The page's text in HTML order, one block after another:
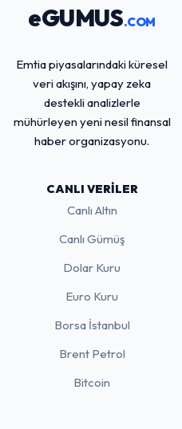
eGUMUS.COM
Emtia piyasalarındaki küresel
veri akışını, yapay zeka
destekli analizlerle
mühürleyen yeni nesil finansal
haber organizasyonu.
CANLI VERILER
Canlı Altın
Canlı Gümüş
Dolar Kuru
Euro Kuru
Borsa İstanbul
Brent Petrol
Bitcoin